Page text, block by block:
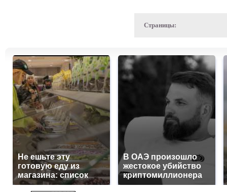
Страницы:
Не ешьте эту
готовую еду из
магазина: список
В ОАЭ произошло
жестокое убийство
криптомиллионера